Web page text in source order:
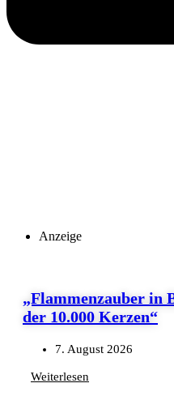
Anzeige
„Flammenzauber in
der 10.000 Kerzen“
7. August 2026
Weiterlesen